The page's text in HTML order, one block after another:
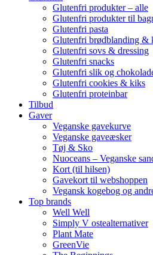
Glutenfri produkter – alle
Glutenfri produkter til
Glutenfri pasta
Glutenfri brødblanding &
Glutenfri sovs & dressing
Glutenfri snacks
Glutenfri slik og
Glutenfri cookies & kiks
Glutenfri proteinbar
Tilbud
Gaver
Veganske gavekurve
Veganske gaveæsker
Tøj & Sko
Nuoceans – Veganske
Kort (til hilsen)
Gavekort til webshoppen
Vegansk kogebog og
Top brands
Well Well
Simply V ostealternativer
Plant Mate
GreenVie